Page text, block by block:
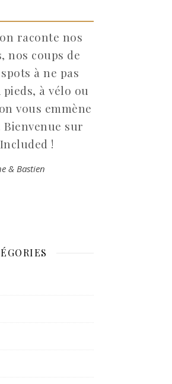
raconte nos
nos coups de
à ne pas
à vélo ou
vous emmène
Bienvenue sur
!
& Bastien